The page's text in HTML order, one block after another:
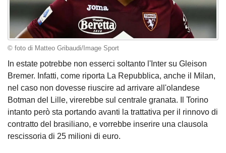
© foto di Matteo Gribaudi/Image Sport
In estate potrebbe non esserci soltanto l'Inter su Gleison
Bremer. Infatti, come riporta La Repubblica, anche il Milan,
nel caso non dovesse riuscire ad arrivare all'olandese
Botman del Lille, virerebbe sul centrale granata. Il Torino
intanto però sta portando avanti la trattativa per il rinnovo di
contratto del brasiliano, e vorrebbe inserire una clausola
rescissoria di 25 milioni di euro.